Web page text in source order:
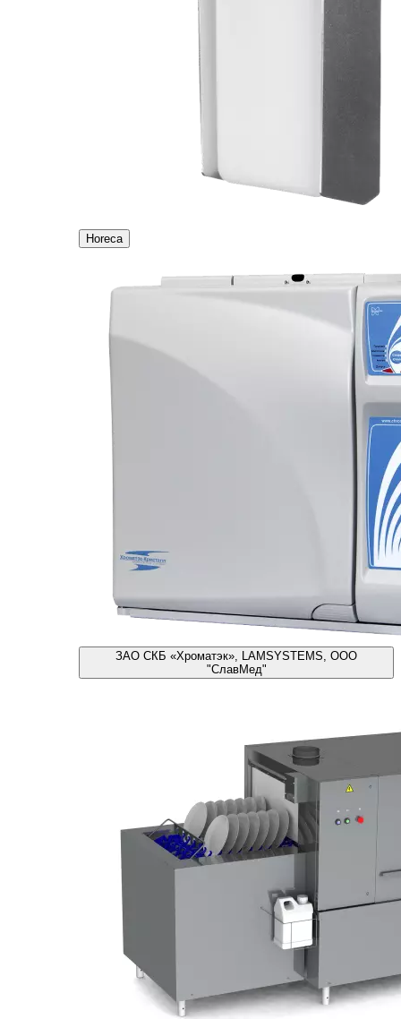
Horeca
ЗАО СКБ «Хроматэк», LAMSYSTEMS, ООО
"СлавМед"